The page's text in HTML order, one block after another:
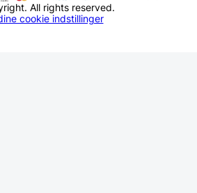
All rights reserved.
cookie indstillinger